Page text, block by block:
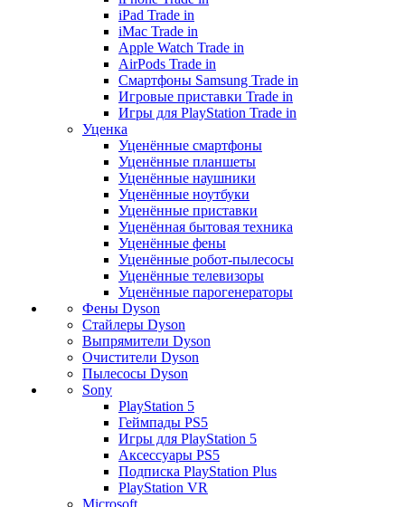
iPad Trade in
iMac Trade in
Apple Watch Trade in
AirPods Trade in
Смартфоны Samsung Trade in
Игровые приставки Trade in
Игры для PlayStation Trade in
Уценка
Уценённые смартфоны
Уценённые планшеты
Уценённые наушники
Уценённые ноутбуки
Уценённые приставки
Уценённая бытовая техника
Уценённые фены
Уценённые робот-пылесосы
Уценённые телевизоры
Уценённые парогенераторы
Фены Dyson
Стайлеры Dyson
Выпрямители Dyson
Очистители Dyson
Пылесосы Dyson
Sony
PlayStation 5
Геймпады PS5
Игры для PlayStation 5
Аксессуары PS5
Подписка PlayStation Plus
PlayStation VR